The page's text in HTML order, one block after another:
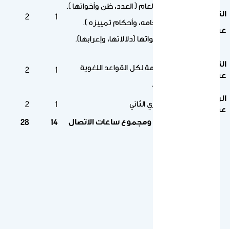
الثاني
عشر
الموضوع العام ( العدد، ظن وأخواتها ).
العدد ( أحكامه، وأحكام تمييزه ).
( ظنّ ) وأخواتها (دلالاتها، وإعرابها).
1
2
الثالث
عشر
مراجعة عامة لكل القواعد اللغوية
المدروسة.
1
2
الرابع
عشر
الاختبار الشهري الثاني 1
2
عدد الأسابيع ومجموع ساعات الاتصال
14
28